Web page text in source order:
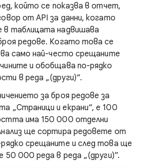
който се показва в отчет,
от API за данни, когато
в таблицата надвишава
редове. Когато това се
само най-често срещаните
и обобщава по-рядко
в реда „(други)“.
за броя редове за
„Страници и екрани“, е 100
има 150 000 отделни
ще сортира редовете от
срещаните и след това ще
50 000 реда в реда „(други)”.